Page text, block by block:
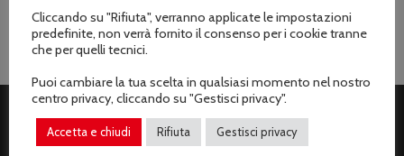
ASSISTENZA CLIENTI
Cliccando su "Rifiuta", verranno applicate le impostazioni
predefinite, non verrà fornito il consenso per i cookie tranne
che per quelli tecnici.
Puoi cambiare la tua scelta in qualsiasi momento nel nostro
centro privacy, cliccando su "Gestisci privacy".
Accetta e chiudi Rifiuta Gestisci privacy